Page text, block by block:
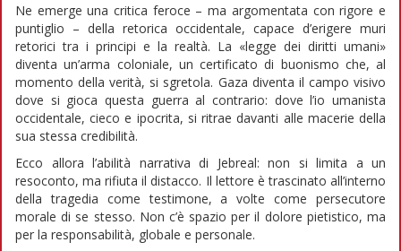
Ne emerge una critica feroce – ma argomentata con rigore e
puntiglio – della retorica occidentale, capace d’erigere muri
retorici tra i principi e la realtà. La «legge dei diritti umani»
diventa un’arma coloniale, un certificato di buonismo che, al
momento della verità, si sgretola. Gaza diventa il campo visivo
dove si gioca questa guerra al contrario: dove l’io umanista
occidentale, cieco e ipocrita, si ritrae davanti alle macerie della
sua stessa credibilità.
Ecco allora l’abilità narrativa di Jebreal: non si limita a un
resoconto, ma rifiuta il distacco. Il lettore è trascinato all’interno
della tragedia come testimone, a volte come persecutore
morale di se stesso. Non c’è spazio per il dolore pietistico, ma
per la responsabilità, globale e personale.